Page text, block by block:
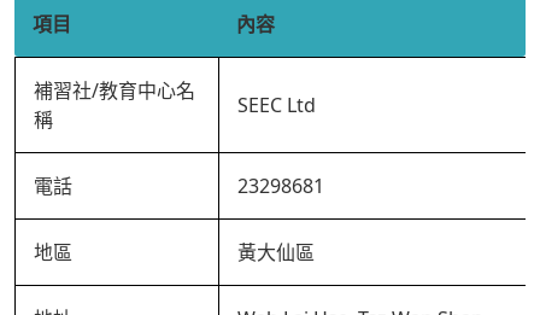
項目 內容
補習社/教育中心名
稱
SEEC Ltd
電話 23298681
地區 黃大仙區